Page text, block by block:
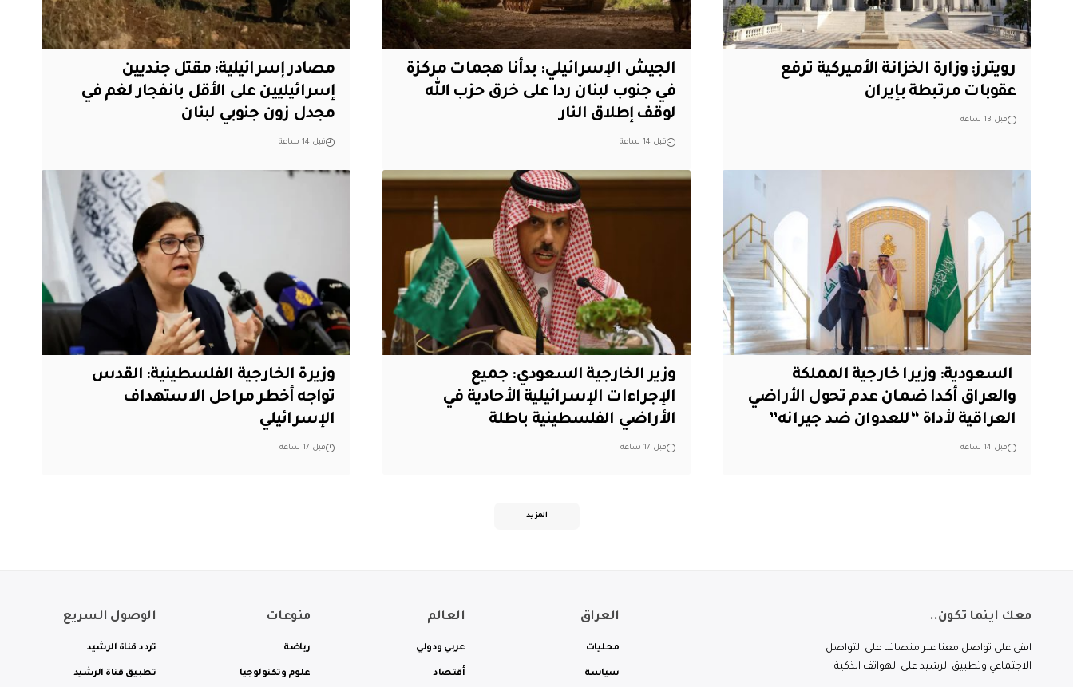
‏رويترز: وزارة الخزانة الأميركية ترفع
عقوبات مرتبطة بإيران
قبل 13 ساعة
الجيش الإسرائيلي: بدأنا هجمات مركزة
في جنوب لبنان ردا على خرق حزب الله
لوقف إطلاق النار
قبل 14 ساعة
مصادر إسرائيلية: مقتل جنديين
إسرائيليين على الأقل بانفجار لغم في
مجدل زون جنوبي لبنان
قبل 14 ساعة
‏ السعودية: وزيرا خارجية المملكة
والعراق أكدا ضمان عدم تحول الأراضي
العراقية لأداة “للعدوان ضد جيرانه”
قبل 14 ساعة
وزير الخارجية السعودي: جميع
الإجراءات الإسرائيلية الأحادية في
الأراضي الفلسطينية باطلة
قبل 17 ساعة
وزيرة الخارجية الفلسطينية: القدس
تواجه أخطر مراحل الاستهداف
الإسرائيلي
قبل 17 ساعة
المزيد
معك اينما تكون..
ابقى على تواصل معنا عبر منصاتنا على التواصل
الاجتماعي وتطبيق الرشيد على الهواتف الذكية.
العراق
محليات
سياسة
العالم
عربي ودولي
أقتصاد
منوعات
رياضة
علوم وتكنولوجيا
الوصول السريع
تردد قناة الرشيد
تطبيق قناة الرشيد